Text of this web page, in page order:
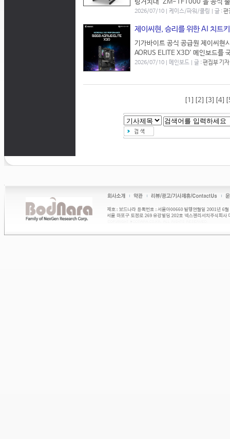
링거치대 ‘ZM-TF1000’을 공식
2026/07/10 | 케이스/파워/쿨링 | 글 :편
제이씨현, 승리를 위한 AI 치트
기가바이트 공식 공급원 제이씨
AORUS ELITE X3D' 메인보드를
2026/07/10 | 메인보드 | 글 :편집부 기자
[1] [2] [3] [4]